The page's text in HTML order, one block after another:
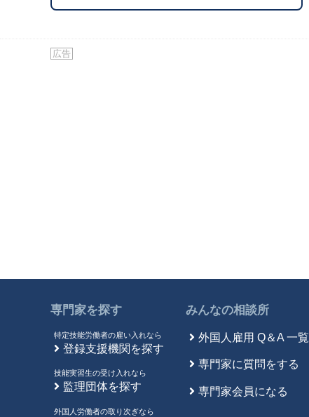
広告
専門家を探す
特定技能労働者の雇い入れなら
登録支援機関を探す
技能実習生の受け入れなら
監理団体を探す
外国人労働者の取り次ぎなら
みんなの相談所
外国人雇用 Q＆A 一覧
専門家に質問をする
専門家会員になる